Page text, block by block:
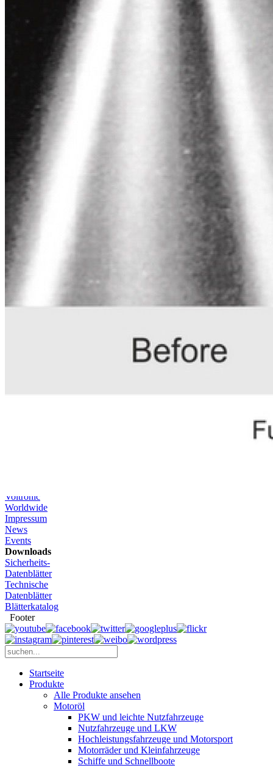
Neutralisiert Wasser-Verunreinigungen.
Verbessert das Kraftstoffsystem und erhöht die Effizienz der
Verbessert Drehmoment und Kraftstoffersparnis.
Reduziert Emissionen.
Für ruhigen Motorlauf.
Extrem aschearm, erfüllt die EURO-VI-Norm.
Nur für Diesel-Fahrzeuge. Sehr gut geeignet für:
DPF-Systeme (Diesel-Partikel-Filter).
SCR-Systeme (Selective Catalytic Reduction).
Common Rail Direct Injection.
Auch für Diesel der älteren Generation.
Anwendung
Direkt in den Tank einfüllen. Eine Flasche (300 ml) reicht für bis zu
Products
Additive für
Benzin- und
Automatikgetriebe-
Voltronic
Worldwide
Impressum
News
Events
Downloads
Sicherheits-
Datenblätter
Technische
Datenblätter
Blätterkatalog
Footer
Startseite
Produkte
Alle Produkte ansehen
Motoröl
PKW und leichte Nutzfahrzeuge
Nutzfahrzeuge und LKW
Hochleistungsfahrzeuge und Motorsport
Motorräder und Kleinfahrzeuge
Schiffe und Schnellboote